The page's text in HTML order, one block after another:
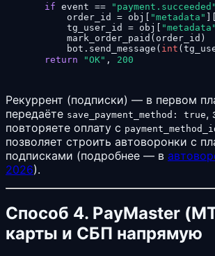
if event == "payment.succeeded"
        order_id = obj[
"metadata"
        tg_user_id = obj[
"metadata"
        mark_order_paid(order_id)
        bot.send_message(
int
return
"OK" , 200
Рекуррент (подписки) — в первом
передаёте save_payment_method: true,
повторяете оплату с
позволяет строить автоворонки с
подписками (подробнее — в
2026).
Способ 4. PayMaster
карты и СБП напрямую